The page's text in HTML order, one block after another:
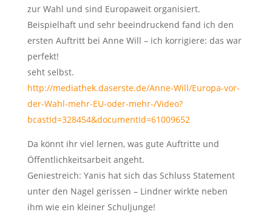
zur Wahl und sind Europaweit organisiert.
Beispielhaft und sehr beeindruckend fand ich den
ersten Auftritt bei Anne Will – ich korrigiere: das war
perfekt!
seht selbst.
http://mediathek.daserste.de/Anne-Will/Europa-vor-
der-Wahl-mehr-EU-oder-mehr-/Video?
bcastId=328454&documentId=61009652
Da könnt ihr viel lernen, was gute Auftritte und
Öffentlichkeitsarbeit angeht.
Geniestreich: Yanis hat sich das Schluss Statement
unter den Nagel gerissen – Lindner wirkte neben
ihm wie ein kleiner Schuljunge!